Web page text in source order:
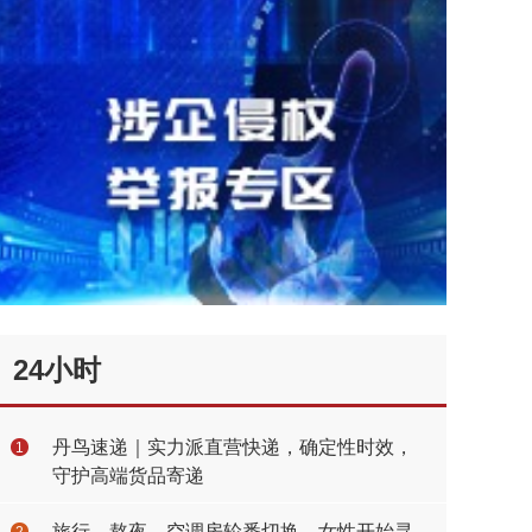
24小时
1
丹鸟速递｜实力派直营快递，确定性时效，
守护高端货品寄递